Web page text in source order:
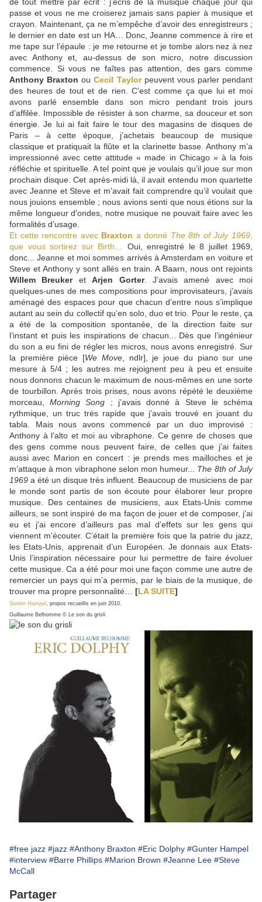
passe et vous ne me croiserez jamais sans papier à musique et
crayon. Maintenant, ça ne m’empêche d’avoir des enregistreurs ;
le dernier en date est un HA… Donc, Jeanne commence à rire et
me tape sur l’épaule : je me retourne et je tombe alors nez à nez
avec Anthony et, au-dessus de son micro, notre discussion
commence. Si vous ne faîtes pas attention, des gars comme
Anthony Braxton ouCecil Taylor peuvent vous parler pendant
des heures de tout et de rien. C’est comme ça que lui et moi
avons parlé ensemble dans son micro pendant trois jours
d’affilée. Impossible de résister à son charme, sa douceur et son
énergie. Je lui ai fait faire le tour des magasins de disques de
Paris – à cette époque, j’achetais beaucoup de musique
classique et pratiquait la flûte et la clarinette basse. Anthony m’a
impressionné avec cette attitude « made in Chicago » à la fois
réfléchie et spirituelle. A tel point que je voulais qu’il joue sur mon
prochain disque. Cet après-midi là, il avait entendu mon quartette
avec Jeanne et Steve et m’avait fait comprendre qu’il voulait que
nous jouions ensemble ; nous avions senti que nous étions sur la
même longueur d’ondes, notre musique ne pouvait faire avec les
formalités d’usage.
Et cette rencontre avec Braxton a donné The 8th of July 1969
que vous sortirez sur Birth…
Oui, enregistré le 8 juillet 1969,
donc... Jeanne et moi sommes arrivés à Amsterdam en voiture et
Steve et Anthony y sont allés en train. A Baarn, nous ont rejoints
Willem BreukeretArjen Gorter. J’avais amené avec moi
quelques-unes de mes compositions pour improvisateurs, j’avais
aménagé des espaces pour que chacun d’entre nous s’implique
autant au sein du collectif qu’en solo, duo et trio. Pour le reste, ça
a été de la composition spontanée, de la direction faite sur
l’instant et puis les inspirations de chacun... Dès que l’ingénieur
du son a eu fini de régler les micros, nous avons enregistré. Sur
la première pièce [We Move, ndlr], je joue du piano sur une
mesure à 5/4 ; les autres me rejoignent peu à peu et ensuite
nous donnons chacun le maximum de nous-mêmes en une sorte
de tourbillon. Après trois prises, nous avons répété le deuxième
morceau,Morning Song ; j’avais donné à Steve le schéma
rythmique, un truc très rapide que j’avais trouvé en jouant du
tabla. Mais nous avons commencé par un duo improvisé :
Anthony à l’alto et moi au vibraphone. Ce genre de choses que
des gens comme nous peuvent faire, de celles que j’ai faites
aussi avec Marion en concert : je prends mes mailloches et je
m’attaque à mon vibraphone selon mon humeur... The 8th of July
1969 a été un disque très influent. Beaucoup de musiciens de par
le monde sont partis de son écoute pour élaborer leur propre
musique. Des centaines de musiciens, aux Etats-Unis comme
ailleurs, se sont inspiré de ma façon de jouer et de composer, j’ai
eu et j’ai encore d’ailleurs pas mal d’effets sur les gens qui
viennent m’écouter. C’était la première fois que la patrie du jazz,
les Etats-Unis, apprenait d’un Européen. Je donnais aux Etats-
Unis l’inspiration nécessaire pour lui permettre de faire évoluer
cette musique. Ca a été pour moi une façon comme une autre de
remercier un pays qui m’a permis, par le biais de la musique, de
trouver ma propre personnalité… [LA SUITE]
Gunter Hampel
, propos recueillis en juin 2010.
Guillaume Belhomme © Le son du grisli
#free jazz #jazz #Anthony Braxton #Eric Dolphy #Gunter Hampel
#interview #Barre Phillips #Marion Brown #Jeanne Lee #Steve
McCall
Partager